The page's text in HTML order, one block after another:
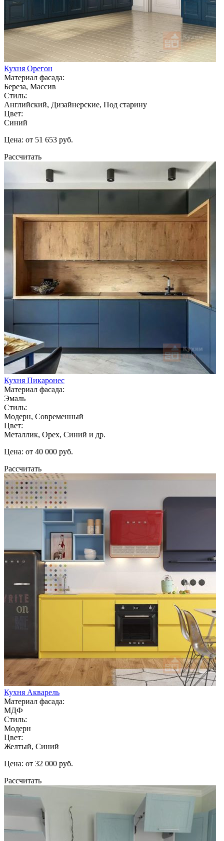
Кухня Орегон
Материал фасада:
Береза, Массив
Стиль:
Английский, Дизайнерские, Под старину
Цвет:
Синий
Цена: от 51 653 руб.
Рассчитать
Кухня Пикаронес
Материал фасада:
Эмаль
Стиль:
Модерн, Современный
Цвет:
Металлик, Орех, Синий и др.
Цена: от 40 000 руб.
Рассчитать
Кухня Акварель
Материал фасада:
МДФ
Стиль:
Модерн
Цвет:
Желтый, Синий
Цена: от 32 000 руб.
Рассчитать